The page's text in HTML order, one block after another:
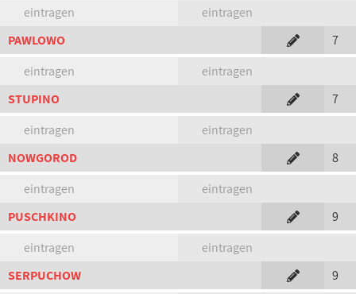
eintragen
eintragen
PAWLOWO
7
eintragen
eintragen
STUPINO
7
eintragen
eintragen
NOWGOROD
8
eintragen
eintragen
PUSCHKINO
9
eintragen
eintragen
SERPUCHOW
9